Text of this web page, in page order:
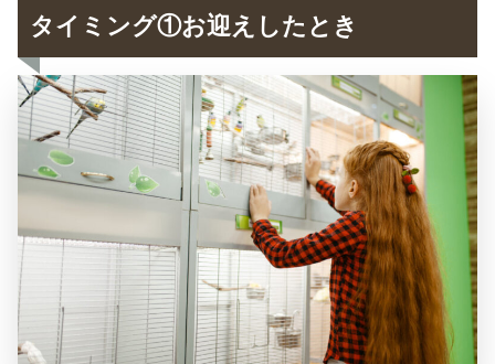
タイミング①お迎えしたとき